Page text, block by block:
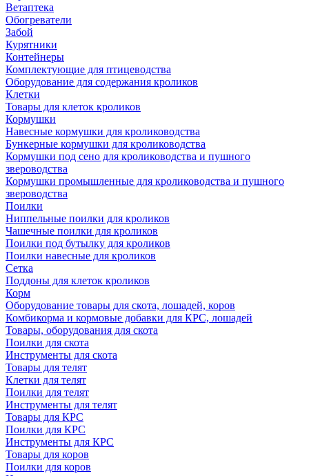
Ветаптека
Обогреватели
Забой
Курятники
Контейнеры
Комплектующие для птицеводства
Оборудование для содержания кроликов
Клетки
Товары для клеток кроликов
Кормушки
Навесные кормушки для кролиководства
Бункерные кормушки для кролиководства
Кормушки под сено для кролиководства и пушного
звероводства
Кормушки промышленные для кролиководства и пушного
звероводства
Поилки
Ниппельные поилки для кроликов
Чашечные поилки для кроликов
Поилки под бутылку для кроликов
Поилки навесные для кроликов
Сетка
Поддоны для клеток кроликов
Корм
Оборудование товары для скота, лошадей, коров
Комбикорма и кормовые добавки для КРС, лошадей
Товары, оборудования для скота
Поилки для скота
Инструменты для скота
Товары для телят
Клетки для телят
Поилки для телят
Инструменты для телят
Товары для КРС
Поилки для КРС
Инструменты для КРС
Товары для коров
Поилки для коров